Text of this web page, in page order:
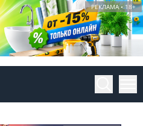
РЕКЛАМА • 18+